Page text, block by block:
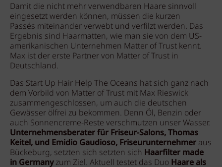
Damit die nicht mehr verwendbaren Haare sinnvoll
eingesetzt werden können, müssen die kurzen
Passés miteinander verwebt und verfilzt werden. Das
Ergebnis sind Haarmatten, wie man sie von dem US-
amerikanischen Unternehmen Matter of Trust kennt.
Max ist der erste Partner von Matter of Trust in
Deutschland.
Das Start Up Hair Help The Oceans hat sich ganz nach
dem Vorbild von Matter of Trust mit Max Rieswick
zusammengeschlossen, um auch die deutschen
Gewässer ölfrei zu bekommen. Denn Öl, Benzin oder
auch Sonnencreme-Reste verschmutzen unser Wasser.
Unternehmensberater für Friseur-Salons, Thomas
Keitel, und Emidio Gaudioso, Friseurunternehmer aus
Bückeburg, setzten sich setzten sich Haarfilter made
in Germanyzum Ziel. Aktuell testet das Duo Haare als